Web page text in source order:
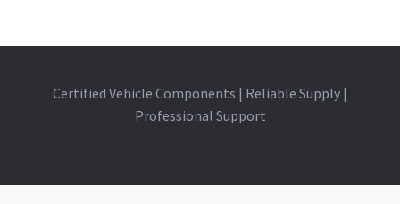
Certified Vehicle Components | Reliable Supply |
Professional Support